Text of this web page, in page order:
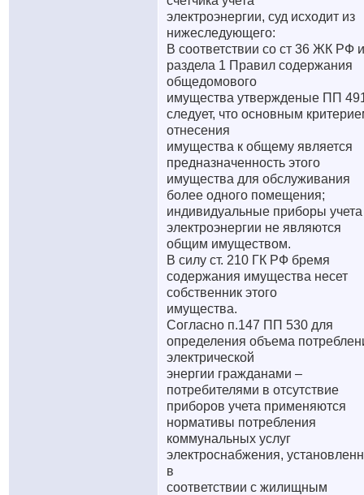
электроэнергии, суд исходит из
нижеследующего:
В соответствии со ст 36 ЖК РФ и
раздела 1 Правил содержания
общедомового
имущества утвержденые ПП
следует, что основным
отнесения
имущества к общему является
предназначенность этого
имущества для обслуживания
более одного помещения;
индивидуальные приборы учета
электроэнергии не являются
общим имуществом.
В силу ст. 210 ГК РФ бремя
содержания имущества несет
собственник этого
имущества.
Согласно п.147 ПП 530 для
определения объема
электрической
энергии гражданами –
потребителями в отсутствие
приборов учета применяются
нормативы потребления
коммунальных услуг
электроснабжения,
в
соответствии с жилищным